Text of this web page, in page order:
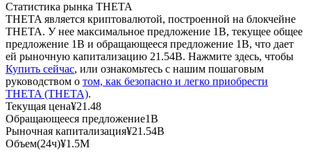
обеспечения
Копирование торговли
Статистика рынка THETA
THETA является криптовалютой, построенной на блокчейне
THETA. У нее максимальное предложение 1B, текущее общее
предложение 1B и обращающееся предложение 1B, что дает
ей рыночную капитализацию 21.54B. Нажмите здесь, чтобы
Купить сейчас, или ознакомьтесь с нашим пошаговым
руководством о том, как безопасно и легко приобрести
THETA (THETA).
Текущая цена¥21.48
Обращающееся предложение1B
Рыночная капитализация¥21.54B
Объем(24ч)¥1.5M